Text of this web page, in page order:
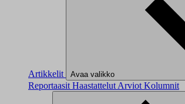
Artikkelit Avaa valikko
Reportaasit Haastattelut Arviot Kolumnit